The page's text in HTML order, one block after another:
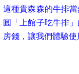
這種貴森森的牛排
圓「上館子吃牛排
房錢，讓我們體驗使